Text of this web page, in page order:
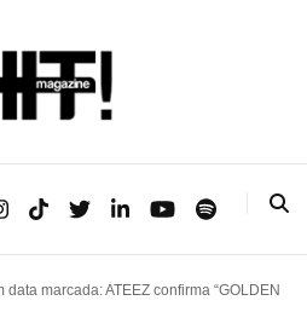
data marcada: ATEEZ confirma “GOLDEN